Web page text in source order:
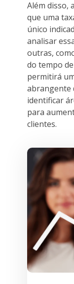
Além disso,
que uma
único
analisar
outras,
do tempo
permitirá
abrangente
identificar
para
clientes.